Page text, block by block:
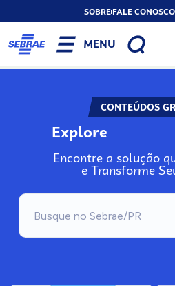
SOBREFALE CONOSCO
MENU
CONTEÚDOS
Explore
Encontre a solução
e Transforme